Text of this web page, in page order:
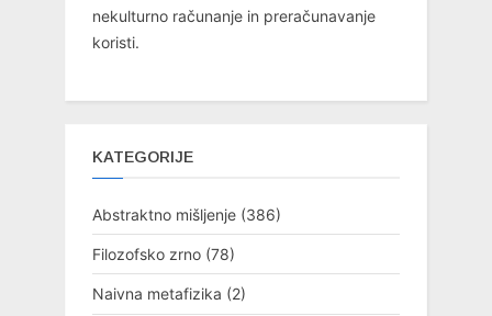
nekulturno računanje in preračunavanje
koristi.
KATEGORIJE
Abstraktno mišljenje (386)
Filozofsko zrno (78)
Naivna metafizika (2)